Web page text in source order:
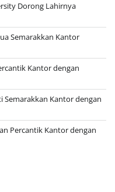
Dorong Lahirnya
Semarakkan Kantor
Kantor dengan
Semarakkan Kantor dengan
Percantik Kantor dengan